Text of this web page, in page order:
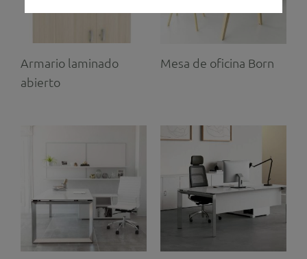
Armario laminado
abierto
Mesa de oficina Born